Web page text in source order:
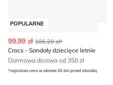
POPULARNE
99.99 zł 106.20 zł*
Crocs - Sandały dziecięce letnie
Darmowa dostwa od 350 zł
*najniższa cena w okresie 30 dni przed obniżką